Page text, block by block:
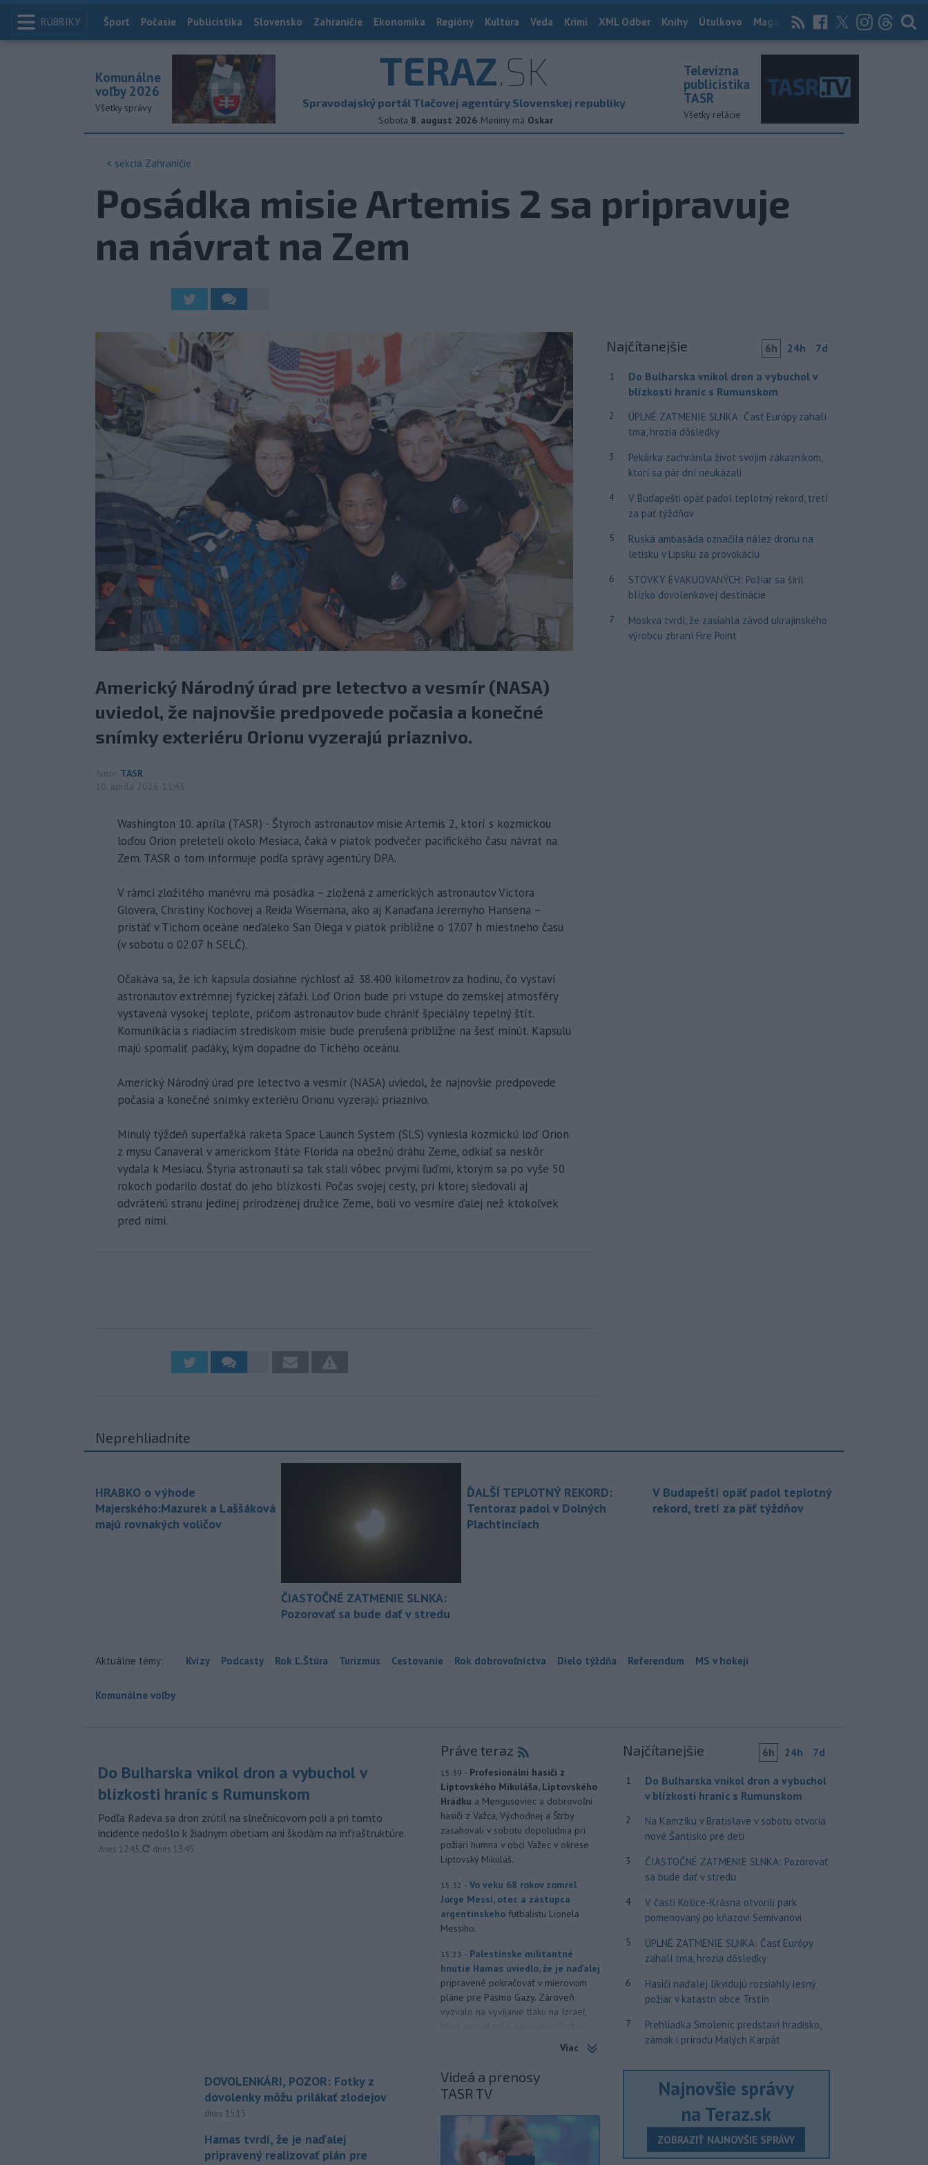
RUBRIKY Index
Šport Počasie Publicistika Slovensko Zahraničie Ekonomika Regióny Kultúra Veda Krimi XML Odber Knihy Útulkovo Magazín News Now Archív
TERAZ.SK
Spravodajský portál Tlačovej agentúry Slovenskej republiky
Sobota 8. august 2026 Meniny má Oskar
Komunálne
voľby 2026
Všetky správy
Televízna
publicistika
TASR
Všetky relácie
< sekcia Zahraničie
Posádka misie Artemis 2 sa pripravuje
na návrat na Zem
Americký Národný úrad pre letectvo a vesmír (NASA)
uviedol, že najnovšie predpovede počasia a konečné
snímky exteriéru Orionu vyzerajú priaznivo.
Autor TASR
10. apríla 2026 11:43
Washington 10. apríla (TASR) - Štyroch astronautov misie Artemis 2, ktorí s kozmickou
loďou Orion preleteli okolo Mesiaca, čaká v piatok podvečer pacifického času návrat na
Zem. TASR o tom informuje podľa správy agentúry DPA.
V rámci zložitého manévru má posádka – zložená z amerických astronautov Victora
Glovera, Christiny Kochovej a Reida Wisemana, ako aj Kanaďana Jeremyho Hansena –
pristáť v Tichom oceáne neďaleko San Diega v piatok približne o 17.07 h miestneho času
(v sobotu o 02.07 h SELČ).
Očakáva sa, že ich kapsula dosiahne rýchlosť až 38.400 kilometrov za hodinu, čo vystaví
astronautov extrémnej fyzickej záťaži. Loď Orion bude pri vstupe do zemskej atmosféry
vystavená vysokej teplote, pričom astronautov bude chrániť špeciálny tepelný štít.
Komunikácia s riadiacim strediskom misie bude prerušená približne na šesť minút. Kapsulu
majú spomaliť padáky, kým dopadne do Tichého oceánu.
Americký Národný úrad pre letectvo a vesmír (NASA) uviedol, že najnovšie predpovede
počasia a konečné snímky exteriéru Orionu vyzerajú priaznivo.
Minulý týždeň superťažká raketa Space Launch System (SLS) vyniesla kozmickú loď Orion
z mysu Canaveral v americkom štáte Florida na obežnú dráhu Zeme, odkiaľ sa neskôr
vydala k Mesiacu. Štyria astronauti sa tak stali vôbec prvými ľuďmi, ktorým sa po vyše 50
rokoch podarilo dostať do jeho blízkosti. Počas svojej cesty, pri ktorej sledovali aj
odvrátenú stranu jedinej prirodzenej družice Zeme, boli vo vesmíre ďalej než ktokoľvek
pred nimi.
Najčítanejšie 6h 24h 7d
1
Do Bulharska vnikol dron a vybuchol v
blízkosti hraníc s Rumunskom
2
ÚPLNÉ ZATMENIE SLNKA: Časť Európy zahalí
tma, hrozia dôsledky
3
Pekárka zachránila život svojim zákazníkom,
ktorí sa pár dní neukázali
4
V Budapešti opäť padol teplotný rekord, tretí
za päť týždňov
5
Ruská ambasáda označila nález dronu na
letisku v Lipsku za provokáciu
6
STOVKY EVAKUOVANÝCH: Požiar sa šíril
blízko dovolenkovej destinácie
7
Moskva tvrdí, že zasiahla závod ukrajinského
výrobcu zbraní Fire Point
Neprehliadnite
HRABKO o výhode
Majerského:Mazurek a Laššáková
majú rovnakých voličov
ČIASTOČNÉ ZATMENIE SLNKA:
Pozorovať sa bude dať v stredu
ĎALŠÍ TEPLOTNÝ REKORD:
Tentoraz padol v Dolných
Plachtinciach
V Budapešti opäť padol teplotný
rekord, tretí za päť týždňov
Aktuálne témy: Kvízy Podcasty Rok Ľ.Štúra Turizmus Cestovanie Rok dobrovoľníctva Dielo týždňa Referendum MS v hokeji
Komunálne voľby
Do Bulharska vnikol dron a vybuchol v
blízkosti hraníc s Rumunskom
Podľa Radeva sa dron zrútil na slnečnicovom poli a pri tomto
incidente nedošlo k žiadnym obetiam ani škodám na infraštruktúre.
dnes 12:45, aktualizované
dnes 13:45
DOVOLENKÁRI, POZOR: Fotky z
dovolenky môžu prilákať zlodejov
dnes 15:15
Hamas tvrdí, že je naďalej
pripravený realizovať plán pre
Práve teraz
15:39 - Profesionálni hasiči z
Liptovského Mikuláša, Liptovského
Hrádku a Mengusoviec a dobrovoľní
hasiči z Važca, Východnej a Štrby
zasahovali v sobotu dopoludnia pri
požiari humna v obci Važec v okrese
Liptovský Mikuláš.
15:32 - Vo veku 68 rokov zomrel
Jorge Messi, otec a zástupca
argentínskeho futbalistu Lionela
Messiho.
15:23 - Palestínske militantné
hnutie Hamas uviedlo, že je naďalej
pripravené pokračovať v mierovom
pláne pre Pásmo Gazy. Zároveň
vyzvalo na vyvíjanie tlaku na Izrael,
útokoch podľa prezidenta
Volodymyra
15:12
Polícia varuje pred
Viac
Videá a prenosy
TASR TV
Najčítanejšie 6h 24h 7d
1
Do Bulharska vnikol dron a vybuchol
v blízkosti hraníc s Rumunskom
2
Na Kamzíku v Bratislave v sobotu otvoria
nové Šantisko pre deti
3
ČIASTOČNÉ ZATMENIE SLNKA: Pozorovať
sa bude dať v stredu
4
V časti Košice-Krásna otvorili park
pomenovaný po kňazovi Semivanovi
5
ÚPLNÉ ZATMENIE SLNKA: Časť Európy
zahalí tma, hrozia dôsledky
6
Hasiči naďalej likvidujú rozsiahly lesný
požiar v katastri obce Trstín
7
Prehliadka Smoleníc predstaví hradisko,
zámok i prírodu Malých Karpát
Najnovšie správy
na Teraz.sk
ZOBRAZIŤ NAJNOVŠIE SPRÁVY